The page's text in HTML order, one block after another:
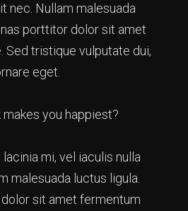
nec. Nullam malesuada
porttitor dolor sit amet
Sed tristique vulputate dui,
eget.
you happiest?
mi, vel iaculis nulla
malesuada luctus ligula.
sit amet fermentum